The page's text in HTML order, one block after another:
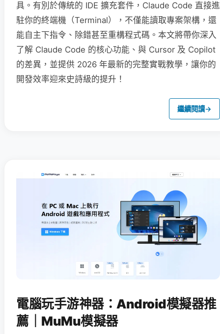
具。有別於傳統的 IDE 擴充套件，Claude Code 直接進
駐你的終端機（Terminal），不僅能讀取專案架構，還
能自主下指令、除錯甚至重構程式碼。本文將帶你深入
了解 Claude Code 的核心功能、與 Cursor 及 Copilot
的差異，並提供 2026 年最新的完整實戰教學，讓你的
開發效率迎來史詩級的提升！
繼續閱讀→
電腦玩手游神器：Android模擬器推
薦｜MuMu模擬器